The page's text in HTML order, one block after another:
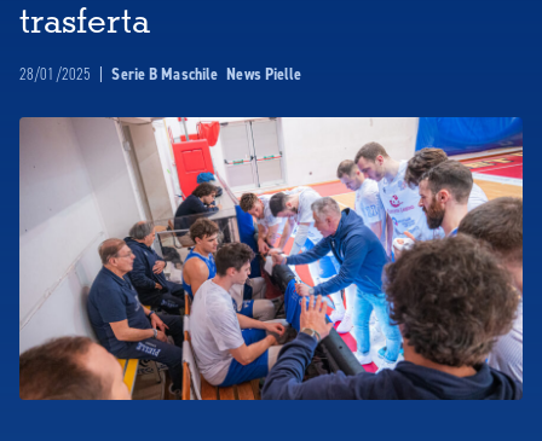
trasferta
28/01/2025 | Serie B Maschile News Pielle